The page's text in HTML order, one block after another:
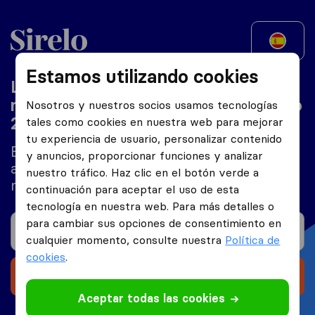
Mexico
Las 10 mejores empresas de
mudanzas internacionales en México
2026
Encuentra un empresa de mudanzas y
ahorra hasta un40%en los costes de tu
mudanza
Recibe 5 presupuestos gratuitos
Estamos utilizando cookies
Nosotros y nuestros socios usamos tecnologías
tales como cookies en nuestra web para mejorar
tu experiencia de usuario, personalizar contenido
y anuncios, proporcionar funciones y analizar
nuestro tráfico. Haz clic en el botón verde a
continuación para aceptar el uso de esta
tecnología en nuestra web. Para más detalles o
para cambiar sus opciones de consentimiento en
cualquier momento, consulte nuestra Política de
cookies.
Aceptar todas las cookies